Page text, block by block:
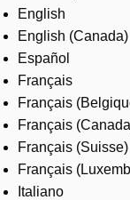
Careers
English
English (Canada)
Español
Français
Français
Français
Français (Suisse)
Français
Italiano